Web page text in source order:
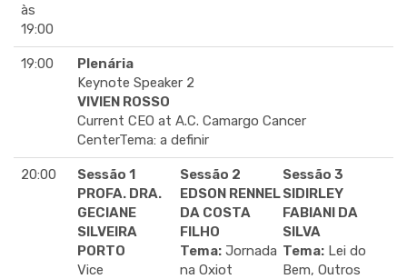
às
19:00
19:00
Plenária
Keynote Speaker 2
VIVIEN ROSSO
Current CEO at A.C. Camargo Cancer
CenterTema: a definir
20:00
Sessão 1
PROFA. DRA.
GECIANE
SILVEIRA
PORTO
Vice
Sessão 2
EDSON RENNEL
DA COSTA
FILHO
Tema: Jornada
na Oxiot
Sessão 3
SIDIRLEY
FABIANI DA
SILVA
Tema: Lei do
Bem, Outros